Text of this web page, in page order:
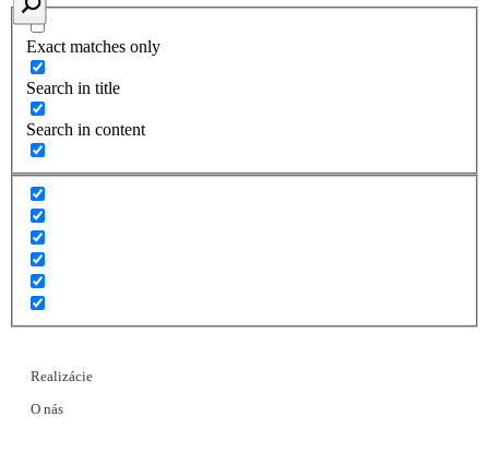
Exact matches only
Search in title
Search in content
Realizácie
O nás